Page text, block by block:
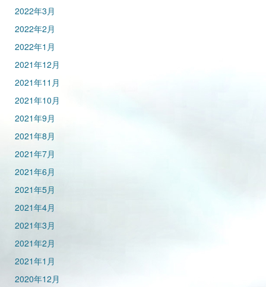
2022年3月
2022年2月
2022年1月
2021年12月
2021年11月
2021年10月
2021年9月
2021年8月
2021年7月
2021年6月
2021年5月
2021年4月
2021年3月
2021年2月
2021年1月
2020年12月